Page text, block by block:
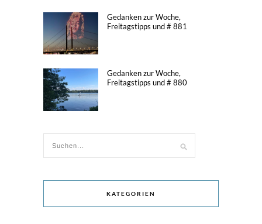
Gedanken zur Woche,
Freitagstipps und # 881
Gedanken zur Woche,
Freitagstipps und # 880
KATEGORIEN